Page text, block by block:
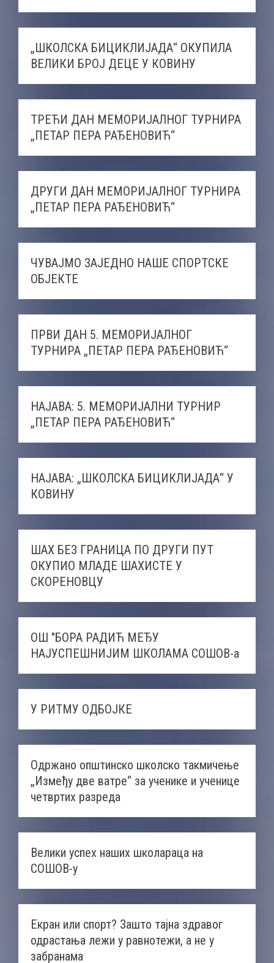
„ШКОЛСКА БИЦИКЛИЈАДА“ ОКУПИЛА
ВЕЛИКИ БРОЈ ДЕЦЕ У КОВИНУ
ТРЕЋИ ДАН МЕМОРИЈАЛНОГ ТУРНИРА
„ПЕТАР ПЕРА РАЂЕНОВИЋ“
ДРУГИ ДАН МЕМОРИЈАЛНОГ ТУРНИРА
„ПЕТАР ПЕРА РАЂЕНОВИЋ“
ЧУВАЈМО ЗАЈЕДНО НАШЕ СПОРТСКЕ
ОБЈЕКТЕ
ПРВИ ДАН 5. МЕМОРИЈАЛНОГ
ТУРНИРА „ПЕТАР ПЕРА РАЂЕНОВИЋ“
НАЈАВА: 5. МЕМОРИЈАЛНИ ТУРНИР
„ПЕТАР ПЕРА РАЂЕНОВИЋ“
НАЈАВА: „ШКОЛСКА БИЦИКЛИЈАДА“ У
КОВИНУ
ШАХ БЕЗ ГРАНИЦА ПО ДРУГИ ПУТ
ОКУПИО МЛАДЕ ШАХИСТЕ У
СКОРЕНОВЦУ
ОШ "БОРА РАДИЋ МЕЂУ
НАЈУСПЕШНИЈИМ ШКОЛАМА СОШОВ-а
У РИТМУ ОДБОЈКЕ
Одржано општинско школско такмичење
„Између две ватре“ за ученике и ученице
четвртих разреда
Велики успех наших школараца на
СОШОВ-у
Екран или спорт? Зашто тајна здравог
одрастања лежи у равнотежи, а не у
забранама